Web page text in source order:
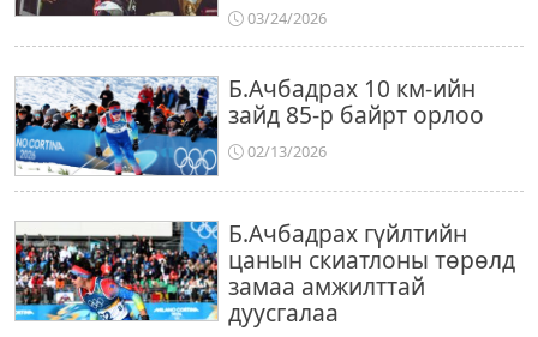
03/24/2026
Б.Ачбадрах 10 км-ийн
зайд 85-р байрт орлоо
02/13/2026
Б.Ачбадрах гүйлтийн
цанын скиатлоны төрөлд
замаа амжилттай
дуусгалаа